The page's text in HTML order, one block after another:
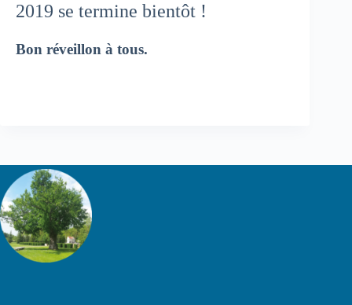
2019 se termine bientôt !
Bon réveillon à tous.